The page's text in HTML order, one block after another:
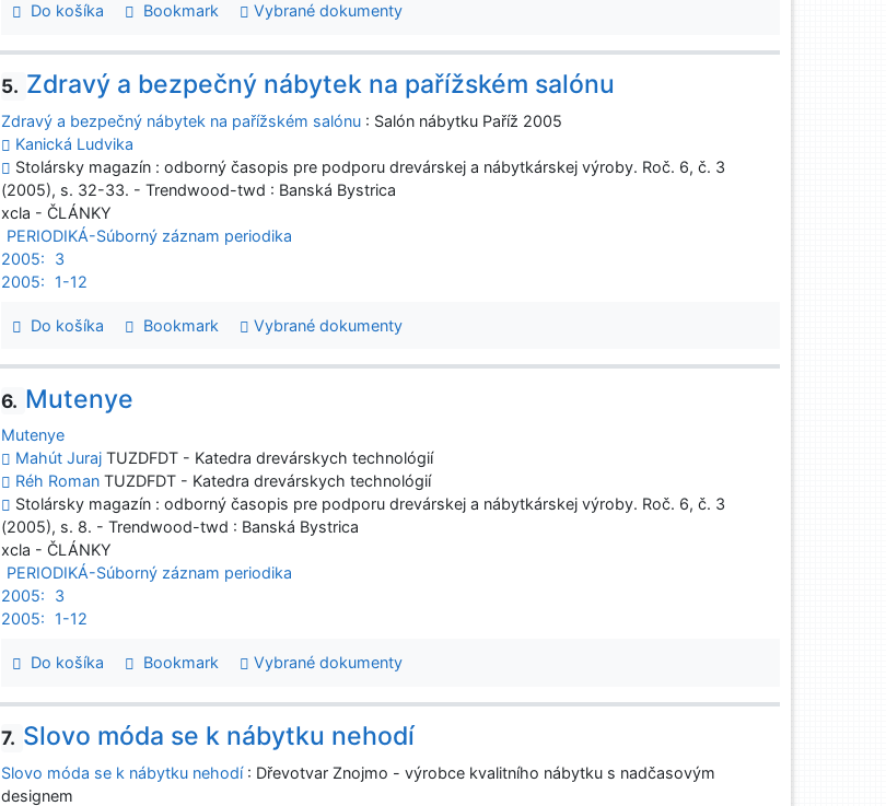
Do košíka Bookmark Vybrané dokumenty
5. Zdravý a bezpečný nábytek na pařížském salónu
Zdravý a bezpečný nábytek na pařížském salónu : Salón nábytku Paříž 2005
Kanická Ludvika
Stolársky magazín : odborný časopis pre podporu drevárskej a nábytkárskej výroby. Roč. 6, č. 3
(2005), s. 32-33. - Trendwood-twd : Banská Bystrica
xcla - ČLÁNKY
PERIODIKÁ-Súborný záznam periodika
2005:
3
2005:
1-12
Do košíka Bookmark Vybrané dokumenty
6. Mutenye
Mutenye
Mahút Juraj TUZDFDT - Katedra drevárskych technológií
Réh Roman TUZDFDT - Katedra drevárskych technológií
Stolársky magazín : odborný časopis pre podporu drevárskej a nábytkárskej výroby. Roč. 6, č. 3
(2005), s. 8. - Trendwood-twd : Banská Bystrica
xcla - ČLÁNKY
PERIODIKÁ-Súborný záznam periodika
2005:
3
2005:
1-12
Do košíka Bookmark Vybrané dokumenty
7. Slovo móda se k nábytku nehodí
Slovo móda se k nábytku nehodí: Dřevotvar Znojmo - výrobce kvalitního nábytku s nadčasovým
designem